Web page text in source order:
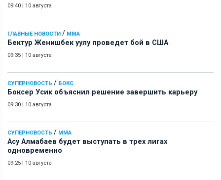
09:40 | 10 августа
ГЛАВНЫЕ НОВОСТИ / ММА
Бектур Женишбек уулу проведет бой в США
09:35 | 10 августа
СУПЕРНОВОСТЬ / БОКС
Боксер Усик объяснил решение завершить карьеру
09:30 | 10 августа
СУПЕРНОВОСТЬ / ММА
Асу Алмабаев будет выступать в трех лигах
одновременно
09:25 | 10 августа